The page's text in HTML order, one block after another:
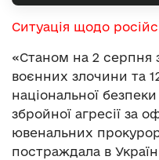
Ситуація щодо
«Станом на 2 серпня
воєнних злочини та
національної
збройної агресії за
ювенальних
постраждала в